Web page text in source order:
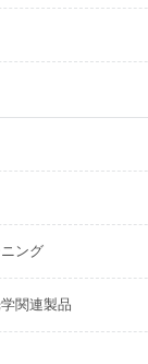
ング
関連製品